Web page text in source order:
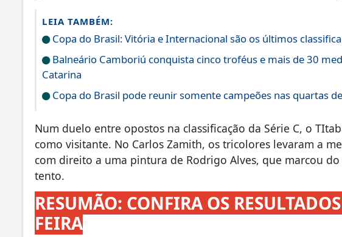
LEIA TAMBÉM:
Copa do Brasil: Vitória e Internacional são os últimos
Balneário Camboriú conquista cinco troféus e mais de 30
Catarina
Copa do Brasil pode reunir somente campeões nas quartas
Num duelo entre opostos na classificação da Série C, o
como visitante. No Carlos Zamith, os tricolores levaram a
com direito a uma pintura de Rodrigo Alves, que marcou
tento.
RESUMÃO: CONFIRA OS
FEIRA